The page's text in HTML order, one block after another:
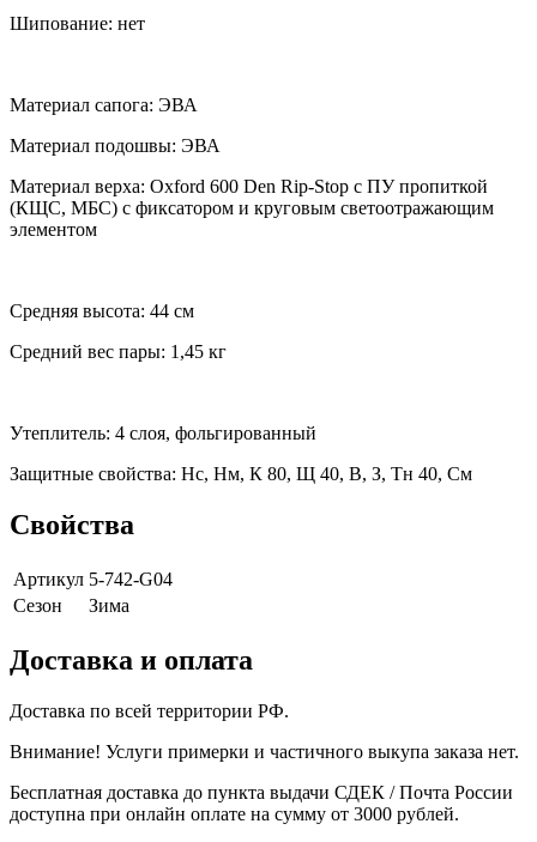
Шипование: нет
Материал сапога: ЭВА
Материал подошвы: ЭВА
Материал верха: Oxford 600 Den Rip-Stop c ПУ пропиткой
(КЩС, МБС) с фиксатором и круговым светоотражающим
элементом
Средняя высота: 44 см
Средний вес пары: 1,45 кг
Утеплитель: 4 слоя, фольгированный
Защитные свойства: Нс, Нм, К 80, Щ 40, В, З, Тн 40, См
Свойства
Артикул 5-742-G04
Сезон
Зима
Доставка и оплата
Доставка по всей территории РФ.
Внимание! Услуги примерки и частичного выкупа заказа нет.
Бесплатная доставка до пункта выдачи СДЕК / Почта России
доступна при онлайн оплате на сумму от 3000 рублей.